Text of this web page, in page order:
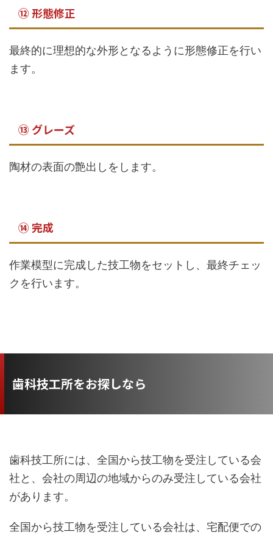
⑫ 形態修正
最終的に理想的な外形となるように形態修正を行い
ます。
⑬ グレーズ
陶材の表面の艶出しをします。
⑭ 完成
作業模型に完成した技工物をセットし、最終チェッ
クを行います。
歯科技工所をお探しなら
歯科技工所には、全国から技工物を受注している会
社と、会社の周辺の地域からのみ受注している会社
があります。
全国から技工物を受注している会社は、宅配便での